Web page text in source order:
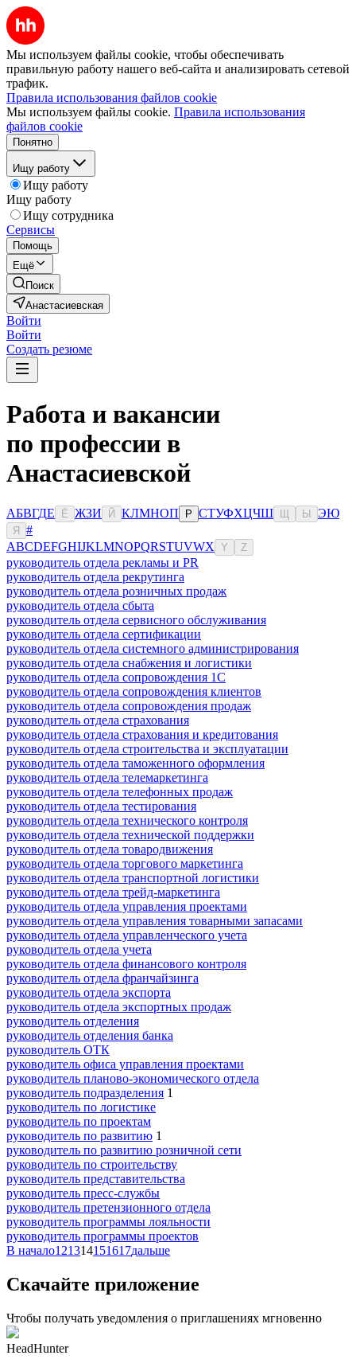
Мы используем файлы cookie, чтобы обеспечивать
правильную работу нашего веб-сайта и анализировать сетевой
трафик.
Правила использования файлов cookie
Мы используем файлы cookie. Правила использования
файлов cookie
Понятно
Ищу работу
Ищу работу
Ищу работу
Ищу сотрудника
Сервисы
Помощь
Ещё
Поиск
Анастасиевская
Войти
Войти
Создать резюме
Работа и вакансии
по профессии в
Анастасиевской
АБВГДЕ Ё ЖЗИ Й КЛМНОП Р СТУФХЦЧШ Ы ЭЮ
Я
#
ABCDEFGHIJKLMNOPQRSTUVWX Y Z
руководитель отдела рекламы и PR
руководитель отдела рекрутинга
руководитель отдела розничных продаж
руководитель отдела сбыта
руководитель отдела сервисного обслуживания
руководитель отдела сертификации
руководитель отдела системного администрирования
руководитель отдела снабжения и логистики
руководитель отдела сопровождения 1С
руководитель отдела сопровождения клиентов
руководитель отдела сопровождения продаж
руководитель отдела страхования
руководитель отдела страхования и кредитования
руководитель отдела строительства и эксплуатации
руководитель отдела таможенного оформления
руководитель отдела телемаркетинга
руководитель отдела телефонных продаж
руководитель отдела тестирования
руководитель отдела технического контроля
руководитель отдела технической поддержки
руководитель отдела товародвижения
руководитель отдела торгового маркетинга
руководитель отдела транспортной логистики
руководитель отдела трейд-маркетинга
руководитель отдела управления проектами
руководитель отдела управления товарными запасами
руководитель отдела управленческого учета
руководитель отдела учета
руководитель отдела финансового контроля
руководитель отдела франчайзинга
руководитель отдела экспорта
руководитель отдела экспортных продаж
руководитель отделения
руководитель отделения банка
руководитель ОТК
руководитель офиса управления проектами
руководитель планово-экономического отдела
руководитель подразделения 1
руководитель по логистике
руководитель по проектам
руководитель по развитию 1
руководитель по развитию розничной сети
руководитель по строительству
руководитель представительства
руководитель пресс-службы
руководитель претензионного отдела
руководитель программы лояльности
руководитель программы проектов
В начало121314151617дальше
Скачайте приложение
Чтобы получать уведомления о приглашениях мгновенно
HeadHunter